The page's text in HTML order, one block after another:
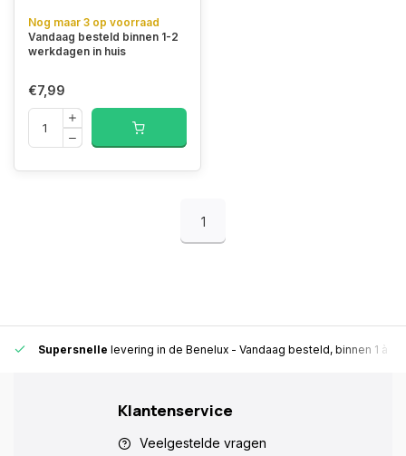
Nog maar 3 op voorraad
Vandaag besteld binnen 1-2
werkdagen in huis
€7,99
1
Supersnelle levering in de Benelux - Vandaag besteld, binnen 1 à 2
Klantenservice
Veelgestelde vragen